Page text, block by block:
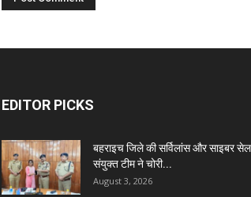
EDITOR PICKS
बहराइच जिले की सर्विलांस और साइबर सेल
संयुक्त टीम ने चोरी...
August 3, 2026